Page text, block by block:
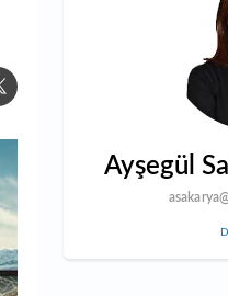
Ayşegül